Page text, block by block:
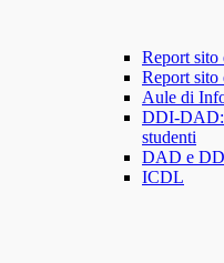
Report sito
Report sito
Aule di
DDI-DAD:
studenti
DAD e
ICDL